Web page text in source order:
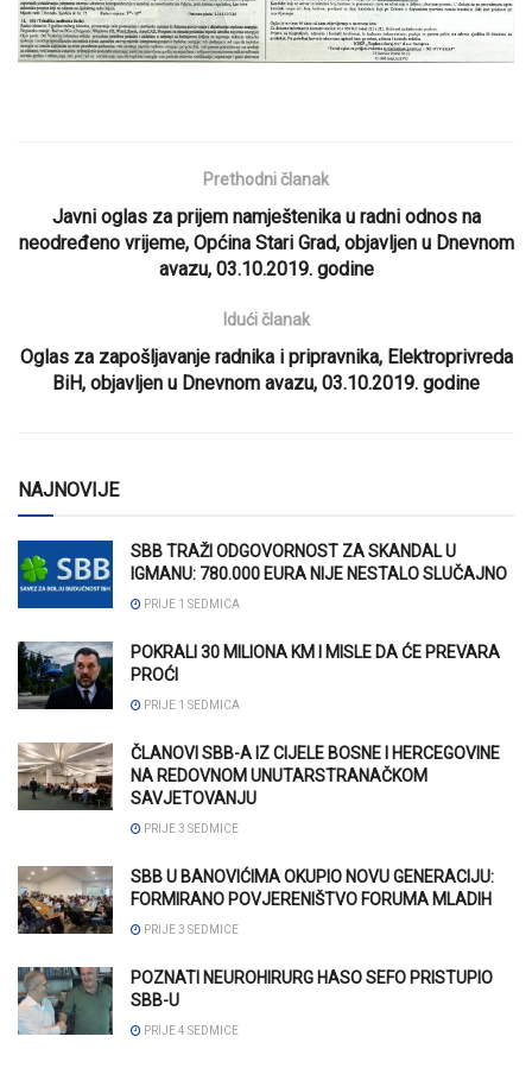
Prethodni članak
Javni oglas za prijem namještenika u radni odnos na
neodređeno vrijeme, Općina Stari Grad, objavljen u Dnevnom
avazu, 03.10.2019. godine
Idući članak
Oglas za zapošljavanje radnika i pripravnika, Elektroprivreda
BiH, objavljen u Dnevnom avazu, 03.10.2019. godine
NAJNOVIJE
SBB TRAŽI ODGOVORNOST ZA SKANDAL U
IGMANU: 780.000 EURA NIJE NESTALO SLUČAJNO
PRIJE 1 SEDMICA
POKRALI 30 MILIONA KM I MISLE DA ĆE PREVARA
PROĆI
PRIJE 1 SEDMICA
ČLANOVI SBB-A IZ CIJELE BOSNE I HERCEGOVINE
NA REDOVNOM UNUTARSTRANAČKOM
SAVJETOVANJU
PRIJE 3 SEDMICE
SBB U BANOVIĆIMA OKUPIO NOVU GENERACIJU:
FORMIRANO POVJERENIŠTVO FORUMA MLADIH
PRIJE 3 SEDMICE
POZNATI NEUROHIRURG HASO SEFO PRISTUPIO
SBB-U
PRIJE 4 SEDMICE